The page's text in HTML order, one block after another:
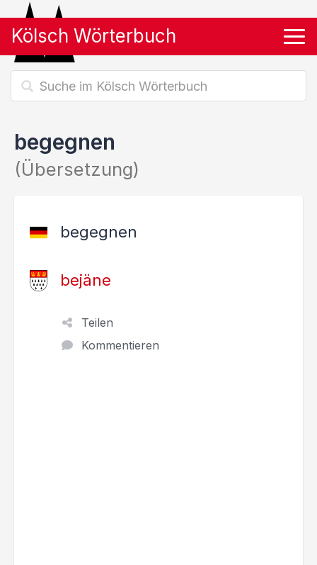
Kölsch Wörterbuch
begegnen
(Übersetzung)
begegnen
bejäne
Teilen
Kommentieren